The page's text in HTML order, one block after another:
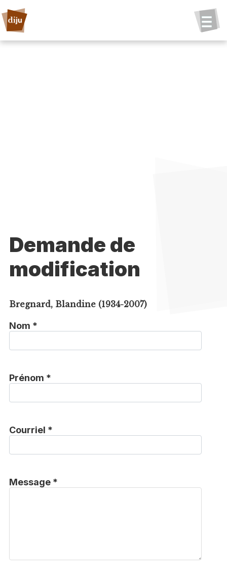
Demande de
modification
Bregnard, Blandine (1934-2007)
Nom *
Prénom *
Courriel *
Message *